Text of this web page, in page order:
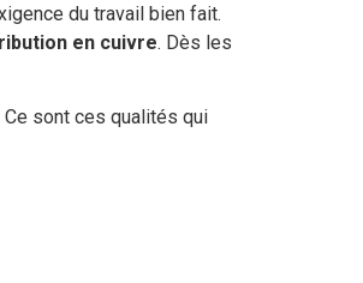
du travail bien fait.
en cuivre. Dès les
Ce sont ces qualités qui